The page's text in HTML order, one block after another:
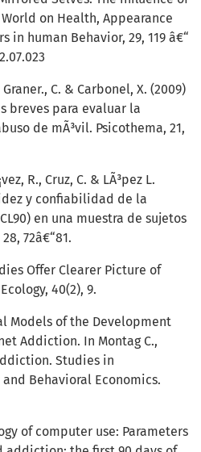
on Health, Appearance
in human Behavior, 29, 119 â€“
C. & Carbonel, X. (2009)
breves para evaluar la
de mÃ³vil. Psicothema, 21,
R., Cruz, C. & LÃ³pez L.
y confiabilidad de la
en una muestra de sujetos
72â€“81.
Offer Clearer Picture of
40(2), 9.
Models of the Development
Addiction. In Montag C.,
Studies in
Behavioral Economics.
of computer use: Parameters